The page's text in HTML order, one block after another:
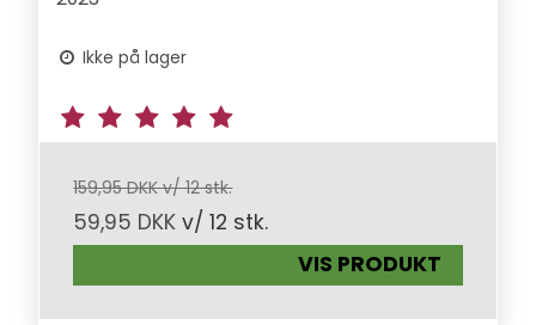
Ikke på lager
159,95 DKK v/ 12 stk.
59,95 DKK v/ 12 stk.
VIS PRODUKT